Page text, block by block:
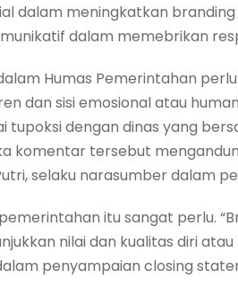
dalam meningkatkan
dalam memebrikan
Humas Pemerintahan
dan sisi emosional atau
tupoksi dengan dinas yang
komentar tersebut
selaku narasumber dalam
itu sangat perlu.
nilai dan kualitas diri atau
penyampaian closing